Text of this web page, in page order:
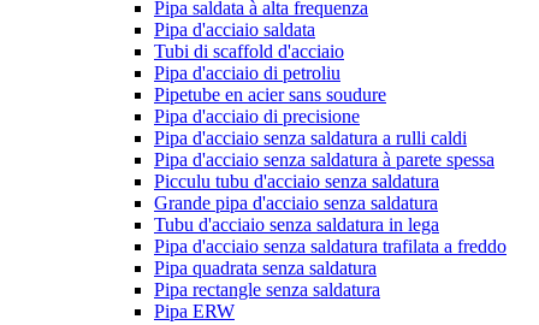
Pipa saldata à alta frequenza
Pipa d'acciaio saldata
Tubi di scaffold d'acciaio
Pipa d'acciaio di petroliu
Pipetube en acier sans soudure
Pipa d'acciaio di precisione
Pipa d'acciaio senza saldatura a rulli caldi
Pipa d'acciaio senza saldatura à parete spessa
Picculu tubu d'acciaio senza saldatura
Grande pipa d'acciaio senza saldatura
Tubu d'acciaio senza saldatura in lega
Pipa d'acciaio senza saldatura trafilata a freddo
Pipa quadrata senza saldatura
Pipa rectangle senza saldatura
Pipa ERW